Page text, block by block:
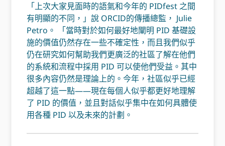
「上次大家見面時的語氣和今年的 PIDfest 之間
有明顯的不同，」說 ORCID的傳播總監， Julie
Petro。 「當時對於如何最好地闡明 PID 基礎設
施的價值仍然存在一些不確定性，而且我們似乎
仍在研究如何幫助我們更廣泛的社區了解在他們
的系統和流程中採用 PID 可以使他們受益。其中
很多內容仍然是理論上的。今年，社區似乎已經
超越了這一點——現在每個人似乎都更好地理解
了 PID 的價值，並且對話似乎集中在如何具體使
用各種 PID 以及未來的計劃。